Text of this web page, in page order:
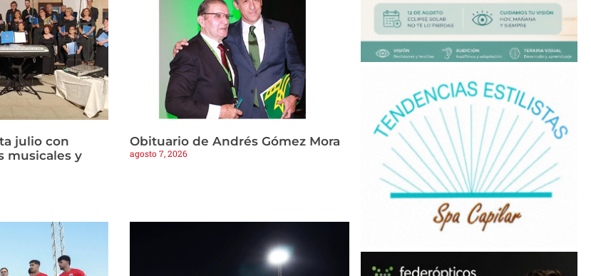
julio con
musicales y
Obituario de Andrés Gómez Mora
agosto 7, 2026